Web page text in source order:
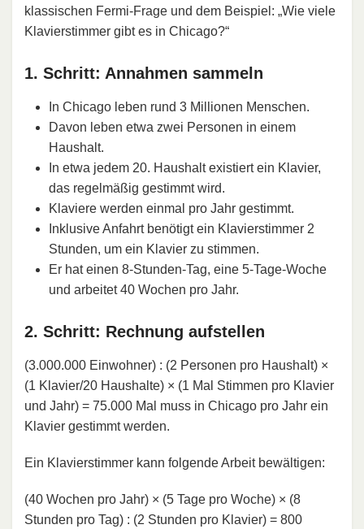
klassischen Fermi-Frage und dem Beispiel: „Wie viele
Klavierstimmer gibt es in Chicago?“
1. Schritt: Annahmen sammeln
In Chicago leben rund 3 Millionen Menschen.
Davon leben etwa zwei Personen in einem
Haushalt.
In etwa jedem 20. Haushalt existiert ein Klavier,
das regelmäßig gestimmt wird.
Klaviere werden einmal pro Jahr gestimmt.
Inklusive Anfahrt benötigt ein Klavierstimmer 2
Stunden, um ein Klavier zu stimmen.
Er hat einen 8-Stunden-Tag, eine 5-Tage-Woche
und arbeitet 40 Wochen pro Jahr.
2. Schritt: Rechnung aufstellen
(3.000.000 Einwohner) : (2 Personen pro Haushalt) ×
(1 Klavier/20 Haushalte) × (1 Mal Stimmen pro Klavier
und Jahr) = 75.000 Mal muss in Chicago pro Jahr ein
Klavier gestimmt werden.
Ein Klavierstimmer kann folgende Arbeit bewältigen:
(40 Wochen pro Jahr) × (5 Tage pro Woche) × (8
Stunden pro Tag) : (2 Stunden pro Klavier) = 800